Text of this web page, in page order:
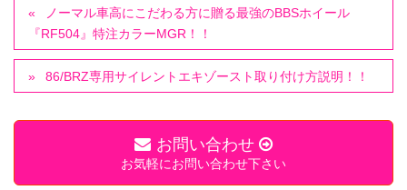
ノーマル車高にこだわる方に贈る最強のBBSホイール
『RF504』特注カラーMGR！！
86/BRZ専用サイレントエキゾースト取り付け方説明！！
お問い合わせ
お気軽にお問い合わせ下さい